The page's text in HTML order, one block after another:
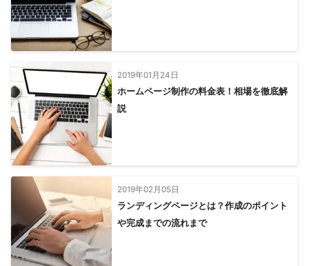
2019年01月24日
ホームページ制作の料金表！相場を徹底解
説
2019年02月05日
ランディングページとは？作成のポイント
や完成までの流れまで